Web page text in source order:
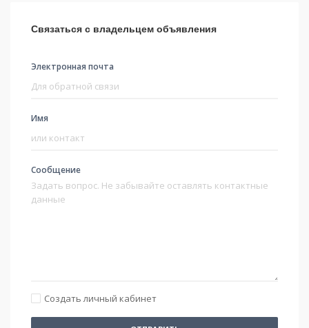
Связаться с владельцем объявления
Электронная почта
Имя
Сообщение
Создать личный кабинет